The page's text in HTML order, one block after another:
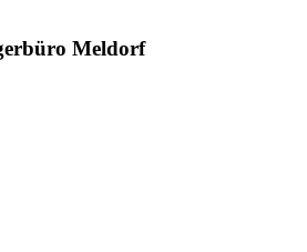
Meldorf